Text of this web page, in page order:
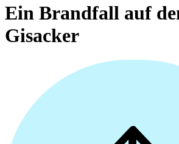
Ein Brandfall auf
Gisacker